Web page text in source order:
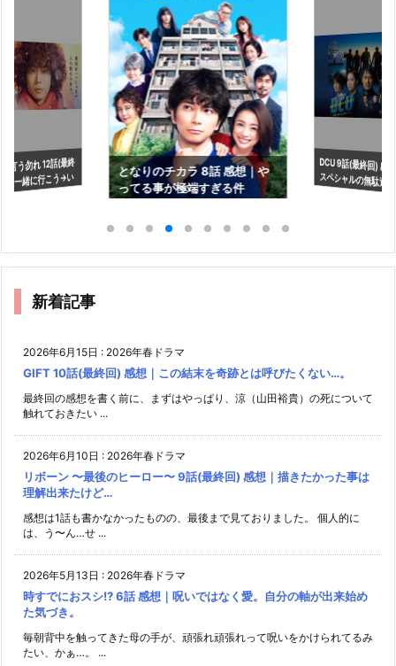
言う勿れ 12話(最終
｜一緒に行こう→い
となりのチカラ 8話 感想｜や
ってる事が極端すぎる件
DCU 9話(最終回) 感
スペシャルの無駄遣い
新着記事
2026年6月15日 : 2026年春ドラマ
GIFT 10話(最終回) 感想｜この結末を奇跡とは呼びたくない…。
最終回の感想を書く前に、まずはやっぱり、涼（山田裕貴）の死について
触れておきたい ...
2026年6月10日 : 2026年春ドラマ
リボーン 〜最後のヒーロー〜 9話(最終回) 感想｜描きたかった事は
理解出来たけど…
感想は1話も書かなかったものの、最後まで見ておりました。 個人的に
は、う〜ん…せ ...
2026年5月13日 : 2026年春ドラマ
時すでにおスシ!? 6話 感想｜呪いではなく愛。自分の軸が出来始め
た気づき。
毎朝背中を触ってきた母の手が、頑張れ頑張れって呪いをかけられてるみ
たい、かぁ…。 ...